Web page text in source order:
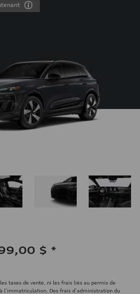
$ *
taxes de vente, ni les frais liés au permis de
l’immatriculation. Des frais d’administration du